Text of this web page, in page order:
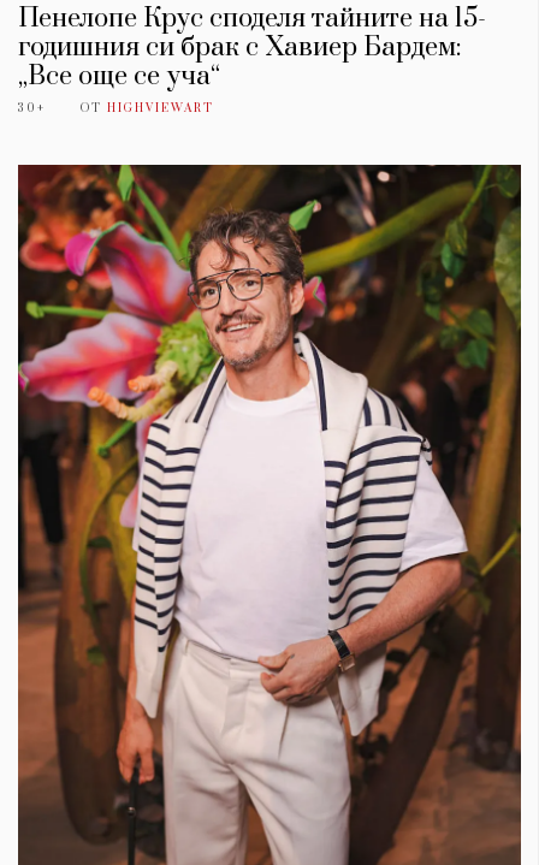
Пенелопе Крус споделя тайните на 15-
годишния си брак с Хавиер Бардем:
„Все още се уча“
30+ ОТ HIGHVIEWART